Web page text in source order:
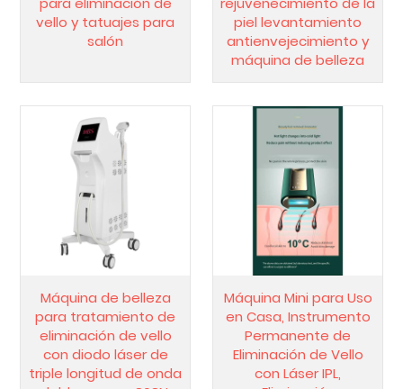
vello y tatuajes para
salón
piel levantamiento
antienvejecimiento y
máquina de belleza
Máquina de belleza
para tratamiento de
eliminación de vello
con diodo láser de
triple longitud de onda
Máquina Mini para Uso
en Casa, Instrumento
Permanente de
Eliminación de Vello
con Láser IPL,